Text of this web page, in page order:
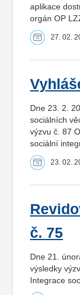
aplikace
orgán OP
27. 02.
Dne 23. 2.
sociálních
výzvu č. 87
sociální
23. 02.
č. 75
Dne 21.
výsledky
Integrace